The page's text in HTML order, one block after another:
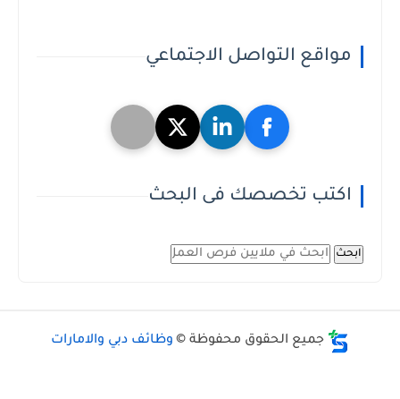
مواقع التواصل الاجتماعي
اكتب تخصصك فى البحث
ابحث
جميع الحقوق محفوظة © وظائف دبي والامارات